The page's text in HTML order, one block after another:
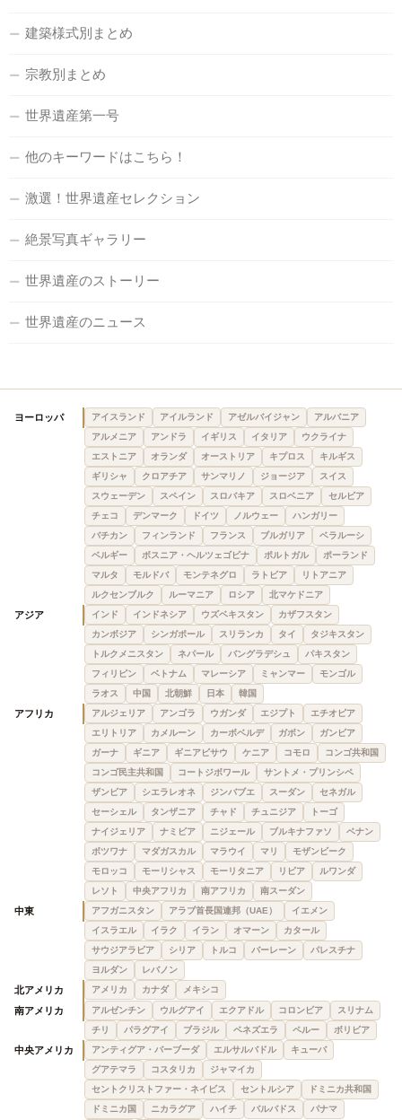
建築様式別まとめ
宗教別まとめ
世界遺産第一号
他のキーワードはこちら！
激選！世界遺産セレクション
絶景写真ギャラリー
世界遺産のストーリー
世界遺産のニュース
ヨーロッパ アイスランド アイルランド アゼルバイジャン
アルバニア
アルメニア
アンドラ イギリス イタリア
ウクライナ
エストニア
オランダ オーストリア キプロス
キルギス
ギリシャ
クロアチア サンマリノ ジョージア
スイス
スウェーデン
スペイン スロバキア スロベニア
セルビア
チェコ
デンマーク ドイツ ノルウェー
ハンガリー
バチカン
フィンランド フランス ブルガリア
ベラルーシ
ベルギー
ボスニア・ヘルツェゴビナ ポルトガル
ポーランド
マルタ
モルドバ モンテネグロ ラトビア
リトアニア
ルクセンブルク
ルーマニア ロシア 北マケドニア
アジア インド インドネシア ウズベキスタン
カザフスタン
カンボジア
シンガポール スリランカ タイ
タジキスタン
トルクメニスタン
ネパール バングラデシュ
パキスタン
フィリピン
ベトナム マレーシア ミャンマー
モンゴル
ラオス
中国 北朝鮮 日本 韓国
アフリカ アルジェリア アンゴラ ウガンダ エジプト
エチオピア
エリトリア
カメルーン カーボベルデ ガボン
ガンビア
ガーナ
ギニア ギニアビサウ ケニア コモロ
コンゴ共和国
コンゴ民主共和国
コートジボワール
サントメ・プリンシペ
ザンビア
シエラレオネ ジンバブエ スーダン
セネガル
セーシェル
タンザニア チャド チュニジア
トーゴ
ナイジェリア
ナミビア ニジェール ブルキナファソ
ベナン
ボツワナ
マダガスカル マラウイ マリ
モザンビーク
モロッコ
モーリシャス モーリタニア リビア
ルワンダ
レソト
中央アフリカ 南アフリカ 南スーダン
中東 アフガニスタン アラブ首長国連邦（UAE）
イエメン
イスラエル
イラク イラン オマーン
カタール
サウジアラビア
シリア トルコ バーレーン
パレスチナ
ヨルダン
レバノン
北アメリカ アメリカ カナダ メキシコ
南アメリカ アルゼンチン ウルグアイ エクアドル コロンビア
スリナム
チリ
パラグアイ ブラジル ベネズエラ ペルー ボリビア
中央アメリカ アンティグア・バーブーダ エルサルバドル
キューバ
グアテマラ
コスタリカ
ジャマイカ
セントクリストファー・ネイビス
セントルシア
ドミニカ共和国
ドミニカ国
ニカラグア ハイチ バルバドス パナマ